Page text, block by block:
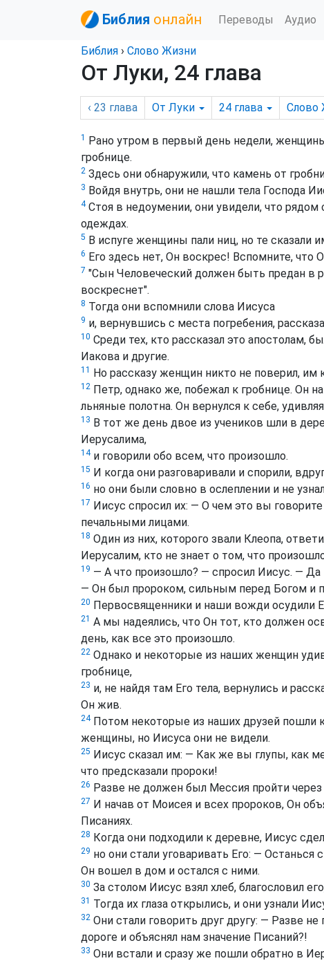
Библия онлайн Переводы Аудио
Библия › Слово Жизни
От Луки, 24 глава
‹ 23 глава От Луки 24 глава Слово
1 Рано утром в первый день недели,
гробнице.
2 Здесь они обнаружили, что камень от
3 Войдя внутрь, они не нашли тела Господа
4Стоя в недоумении, они увидели, что
одеждах.
5 В испуге женщины пали ниц, но те
6 Его здесь нет, Он воскрес! Вспомните, что
7 "Сын Человеческий должен быть предан в
воскреснет".
8 Тогда они вспомнили слова Иисуса
9 и, вернувшись с места погребения,
10 Среди тех, кто рассказал это апостолам,
Иакова и другие.
11 Но рассказу женщин никто не поверил, им
12 Петр, однако же, побежал к гробнице. Он
льняные полотна. Он вернулся к себе,
13 В тот же день двое из учеников шли в
Иерусалима,
14и говорили обо всем, что произошло.
15 И когда они разговаривали и спорили,
16 но они были словно в ослеплении и не
17 Иисус спросил их: — О чем это вы
печальными лицами.
18 Один из них, которого звали Клеопа,
Иерусалим, кто не знает о том, что
19 — A что произошло? — спросил Иисус. —
— Он был пророком, сильным перед Богом и
20 Первосвященники и наши вожди осудили
21 A мы надеялись, что Он тот, кто должен
день, как все это произошло.
22 Однако и некоторые из наших женщин
гробнице,
23 и, не найдя там Его тела, вернулись и
Он жив.
24Потом некоторые из наших друзей пошли
женщины, но Иисуса они не видели.
25 Иисус сказал им: — Как же вы глупы, как
что предсказали пророки!
26 Разве не должен был Мессия пройти
27 И начав от Моисея и всех пророков, Он
Писаниях.
28 Когда они подходили к деревне, Иисус
29 но они стали уговаривать Его: —
Он вошел в дом и остался с ними.
30 За столом Иисус взял хлеб, благословил
31 Тогда их глаза открылись, и они узнали
32 Они стали говорить друг другу: — Разве
дороге и объяснял нам значение Писаний?!
33 Они встали и сразу же пошли обратно в